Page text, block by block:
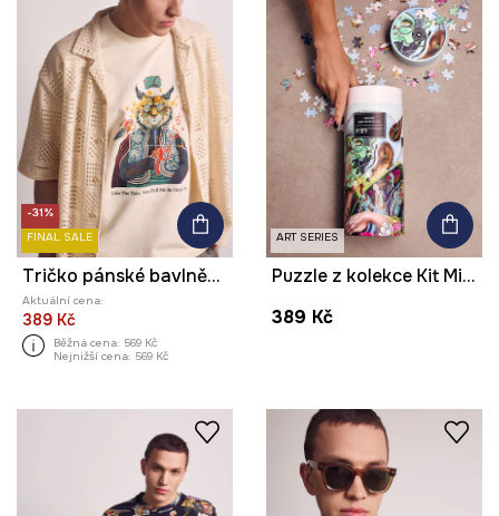
-31%
FINAL SALE
Tričko pánské bavlněné s potiskem z kolekce Kit Mizeres x Medicine
Aktuální cena:
389 Kč
Běžná cena: 569 Kč
Nejnižší cena: 569 Kč
ART SERIES
Puzzle z kolekce Kit Mizeres x Medicine
389 Kč